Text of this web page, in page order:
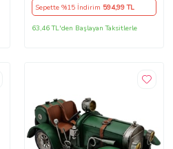
Sepette %15 İndirim 594,99 TL
63,46 TL'den Başlayan Taksitlerle